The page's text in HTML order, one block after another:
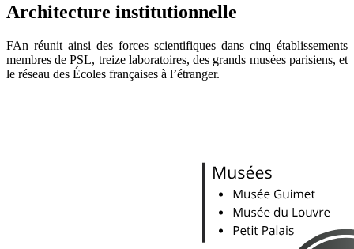
Architecture institutionnelle
FAn réunit ainsi des forces scientifiques dans cinq établissements
membres de PSL, treize laboratoires, des grands musées parisiens, et
le réseau des Écoles françaises à l’étranger.